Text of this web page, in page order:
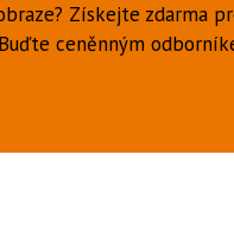
Získejte zdarma
ceněnným